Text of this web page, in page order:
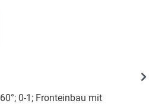
0-1; Fronteinbau mit